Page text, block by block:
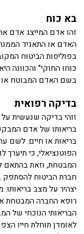
בא כוח
זהו אדם המייצג אדם
האדם או התאגיד
בפוליסות הביטוח
כוחו החוקי" והכוונה
בשם האדם המבוטח או
בדיקה רפואית
זוהי בדיקה שנעשית
בריאותו של אדם
בריאות או חיים. לשם
הפוטנציאלי, כי תיערך
המבטחת, וזאת בהתאם
חברת הביטוח להסתפק
יצהיר על מצב
רופא החברה המבטחת
הבריאותי הנוכחי של
לאומדן תוחלת חייו